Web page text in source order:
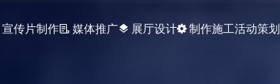
宣传片制作 媒体推广layers 展厅设计 制作施工活动策划